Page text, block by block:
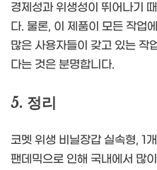
경제성과 위생성이 뛰어나기
다. 물론, 이 제품이 모든 작업
많은 사용자들이 갖고 있는 작
다는 것은 분명합니다.
5. 정리
코멧 위생 비닐장갑 실속형,
팬데믹으로 인해 국내에서 많